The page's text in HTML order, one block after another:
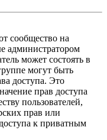
сообщество на
администратором
может состоять в
могут быть
доступа. Это
прав доступа
пользователей,
прав или
к приватным